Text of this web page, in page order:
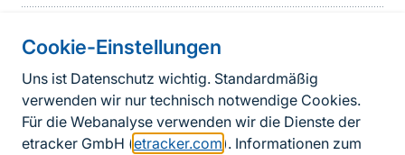
Cookie-Einstellungen
Uns ist Datenschutz wichtig. Standardmäßig
verwenden wir nur technisch notwendige Cookies.
Für die Webanalyse verwenden wir die Dienste der
etracker GmbH (etracker.com ). Informationen zum
Informationen zur Seite
FußzeileKontakt zum BfN
Kontaktformular